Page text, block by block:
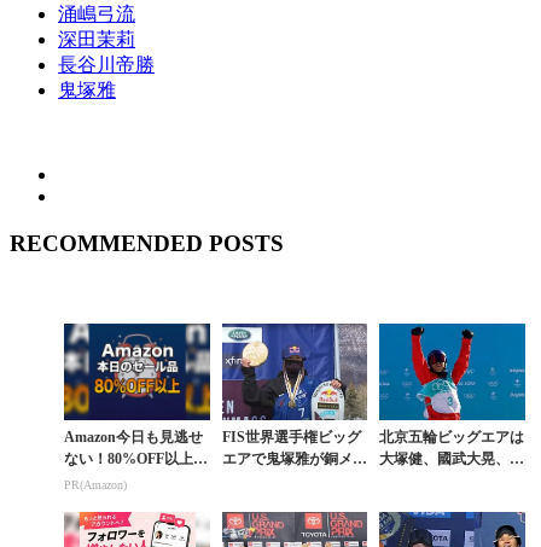
涌嶋弓流
深田茉莉
長谷川帝勝
鬼塚雅
RECOMMENDED POSTS
Amazon今日も見逃せ
ない！80%OFF以上が
続々登場
PR(Amazon)
FIS世界選手権ビッグ
エアで鬼塚雅が銅メダ
北京五輪ビッグエアは
大塚健、國武大晃、村